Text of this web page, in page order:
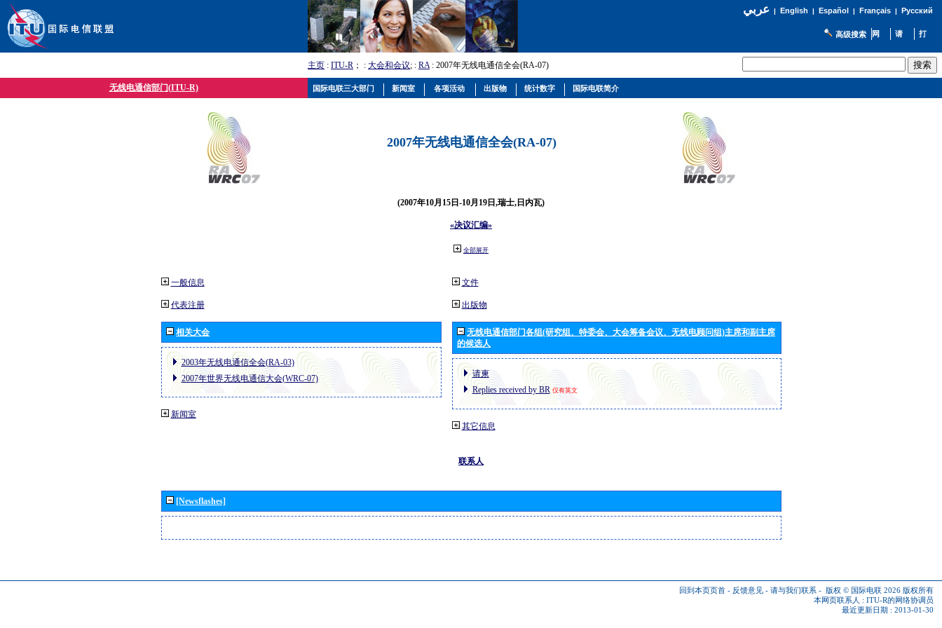
عربي| English | Español | Français| Русский
高级搜索
主页 : ITU-R ； : 大会和会议; : RA: 2007年无线电通信全会(RA-07)
无线电通信部门(ITU-R)
2007年无线电通信全会(RA-07)
(2007年10月15日-10月19日,瑞士,日内瓦)
«决议汇编»
全部展开
一般信息
代表注册
相关大会
2003年无线电通信全会(RA-03)
2007年世界无线电通信大会(WRC-07)
新闻室
文件
出版物
无线电通信部门各组(研究组、特委会、大会筹备会议、无线电顾问组)主席和副主席
的候选人
请柬
Replies received by BR 仅有英文
其它信息
联系人
[Newsflashes]
回到本页页首 - 反馈意见 - 请与我们联系 - 版权 © 国际电联 2026 版权所有
本网页联系人 : ITU-R的网络协调员
最近更新日期 : 2013-01-30
国际电联三大部门 新闻室 各项活动 出版物 统计数字 国际电联简介